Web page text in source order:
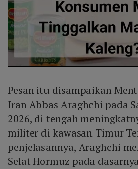
Pesan itu disampaikan
Iran Abbas Araghchi pada
2026, di tengah
militer di kawasan Timur
penjelasannya, Araghchi
Selat Hormuz pada